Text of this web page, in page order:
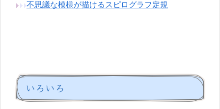
不思議な模様が描けるスピログラフ定規
いろいろ